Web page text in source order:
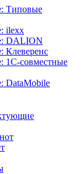
Типовые
ilexx
DALION
Клеверенс
1С-совместные
DataMobile